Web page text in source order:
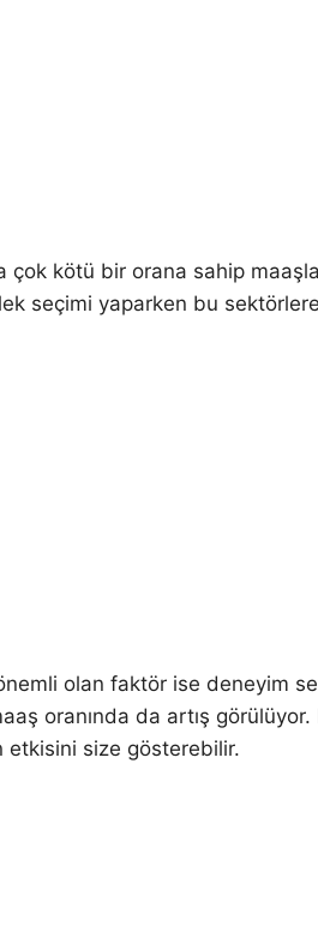
çok kötü bir orana sahip
seçimi yaparken bu
olan faktör ise deneyim
oranında da artış
etkisini size gösterebilir.